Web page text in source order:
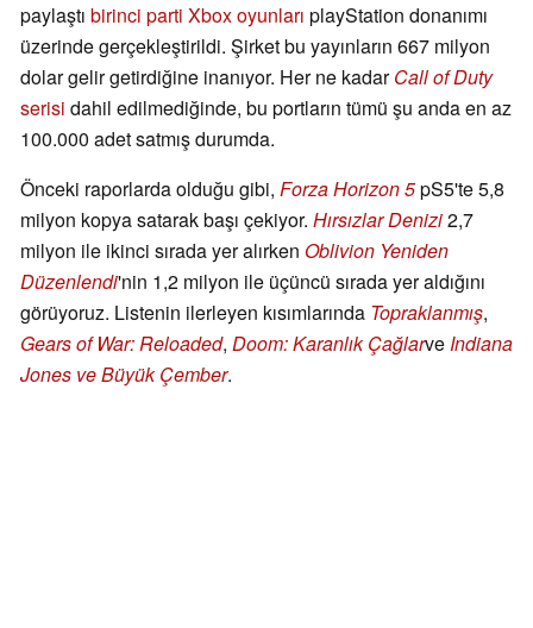
paylaştı birinci parti Xbox oyunları playStation donanımı
üzerinde gerçekleştirildi. Şirket bu yayınların 667 milyon
dolar gelir getirdiğine inanıyor. Her ne kadarCall of Duty
serisi dahil edilmediğinde, bu portların tümü şu anda en az
100.000 adet satmış durumda.
Önceki raporlarda olduğu gibi, Forza Horizon 5pS5'te 5,8
milyon kopya satarak başı çekiyor. Hırsızlar Denizi2,7
milyon ile ikinci sırada yer alırken Oblivion Yeniden
Düzenlendi'nin 1,2 milyon ile üçüncü sırada yer aldığını
görüyoruz. Listenin ilerleyen kısımlarında Topraklanmış,
Gears of War: Reloaded, Doom: Karanlık ÇağlarveIndiana
Jones ve Büyük Çember.